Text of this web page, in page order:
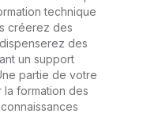
technique
créerez des
des
un support
partie de votre
la formation des